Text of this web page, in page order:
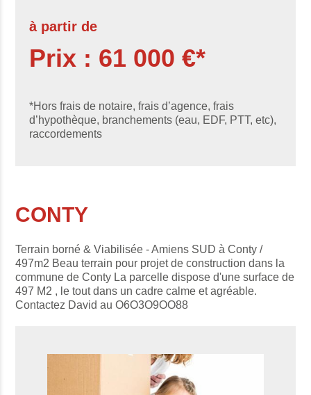
CONTY
Terrain borné & Viabilisée - Amiens SUD à Conty /
497m2 Beau terrain pour projet de construction dans la
commune de Conty La parcelle dispose d'une surface de
497 M2 , le tout dans un cadre calme et agréable.
Contactez David au O6O3O9OO88
à partir de
Prix : 61 000 €*
*Hors frais de notaire, frais d’agence, frais
d’hypothèque, branchements (eau, EDF, PTT, etc),
raccordements